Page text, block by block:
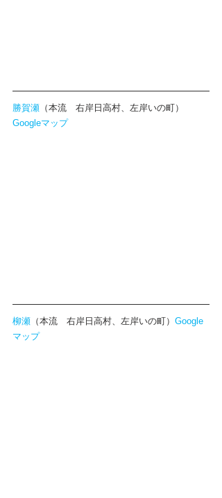
勝賀瀬 （本流　右岸日高村、左岸いの町）
Googleマップ
柳瀬 （本流　右岸日高村、左岸いの町） Google
マップ